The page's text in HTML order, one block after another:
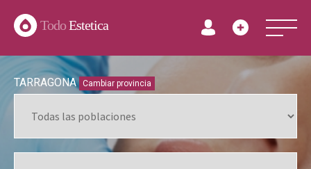
TodoEstetica
TARRAGONA Cambiar provincia